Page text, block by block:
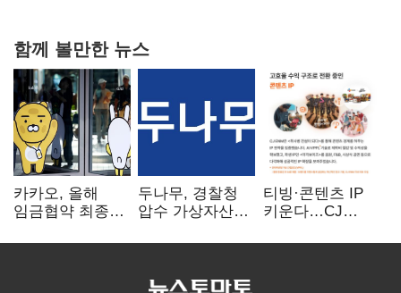
함께 볼만한 뉴스
카카오, 올해
임금협약 최종
인상·격려금
두나무, 경찰청
압수 가상자산
커스터디 사업
티빙·콘텐츠 IP
키운다…CJ
글로벌 확장 가속